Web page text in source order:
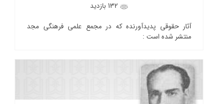
132 بازدید
آثار حقوقی پدیدآورنده که در مجمع علمی فرهنگی مجد
منتشر شده است :